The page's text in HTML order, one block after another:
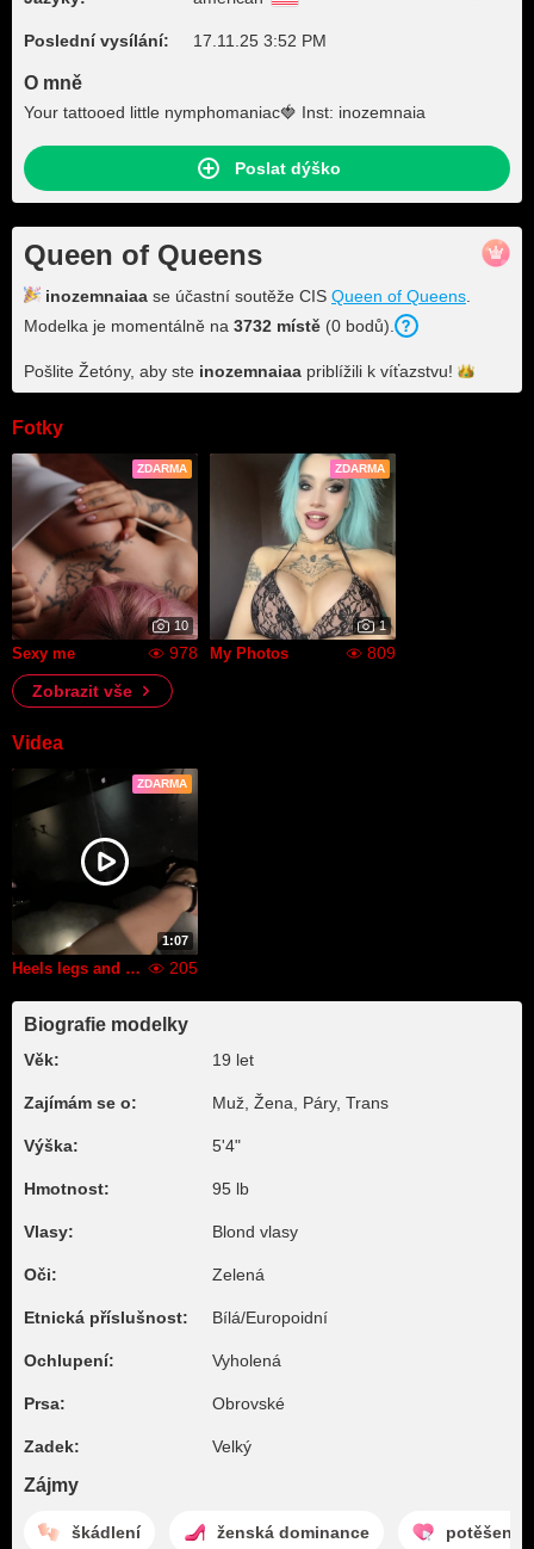
Poslední vysílání: 17.11.25 3:52 PM
O mně
Your tattooed little nymphomaniac🍓 Inst: inozemnaia
Poslat dýško
Queen of Queens
inozemnaiaa se účastní soutěže CIS Queen of Queens
Modelka je momentálně na 3732 místě (0 bodů).
Pošlite Žetóny, aby ste inozemnaiaa priblížili k víťazstvu!
Fotky
ZDARMA
10
Sexy me 978
ZDARMA
1
My Photos
809
Zobrazit vše
Videa
ZDARMA
1:07
Heels legs and titties 205
Biografie modelky
Věk: 19 let
Zajímám se o: Muž, Žena, Páry, Trans
Výška: 5'4"
Hmotnost: 95 lb
Vlasy: Blond vlasy
Oči: Zelená
Etnická příslušnost: Bílá/Europoidní
Ochlupení: Vyholená
Prsa: Obrovské
Zadek: Velký
Zájmy
škádlení ženská dominance potěšení